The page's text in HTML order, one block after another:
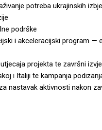
potreba ukrajinskih
podrške
i akceleracijski program
projekta te završni
i Italiji te kampanja
nastavak aktivnosti nakon